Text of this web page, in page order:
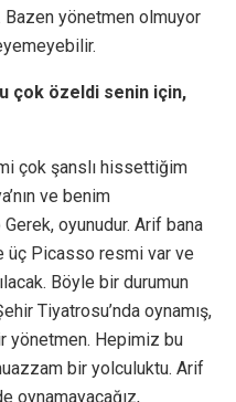
yönetmen olmuyor
çok özeldi senin için,
çok şanslı hissettiğim
ve benim
oyunudur. Arif bana
üç Picasso resmi var ve
Böyle bir durumun
Tiyatrosu’nda oynamış,
yönetmen. Hepimiz bu
bir yolculuktu. Arif
oynamayacağız,